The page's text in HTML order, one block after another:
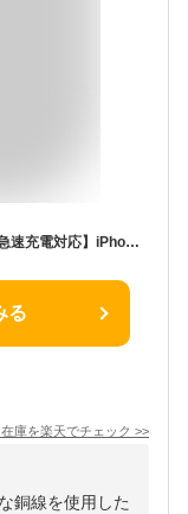
【MFI認証品★3mまで選択★iPhone Android急速充電対応】iPhone 充電器 ケーブル PD 急速充電ケーブル type-C 急速充電 ケーブル iPhone15充電器 iPhone 充電 ケーブル 純正 iPhone コード ライトニングケーブル iPhone 充電 コード 純正 iPhone 充電器 コード 1年保証
る
庫を楽天でチェック >>
銅線を使用した